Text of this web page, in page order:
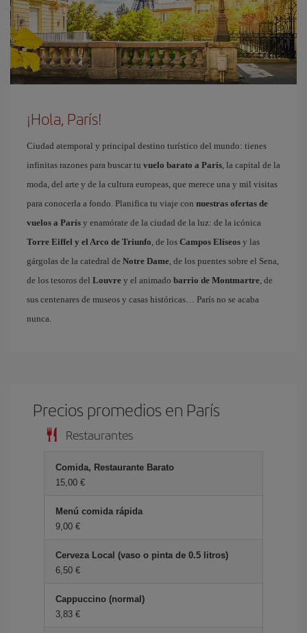
¡Hola, París!
Ciudad atemporal y principal destino turístico del mundo: tienes
infinitas razones para buscar tu vuelo barato a París, la capital de la
moda, del arte y de la cultura europeas, que merece una y mil visitas
para conocerla a fondo. Planifica tu viaje con nuestras ofertas de
vuelos a París y enamórate de la ciudad de la luz: de la icónica
Torre Eiffel y el Arco de Triunfo, de los Campos Elíseos y las
gárgolas de la catedral de Notre Dame, de los puentes sobre el Sena,
de los tesoros del Louvre y el animado barrio de Montmartre, de
sus centenares de museos y casas históricas… París no se acaba
nunca.
Precios promedios en París
Restaurantes
Comida, Restaurante Barato
15,00 €
Menú comida rápida
9,00 €
Cerveza Local (vaso o pinta de 0.5 litros)
6,50 €
Cappuccino (normal)
3,83 €